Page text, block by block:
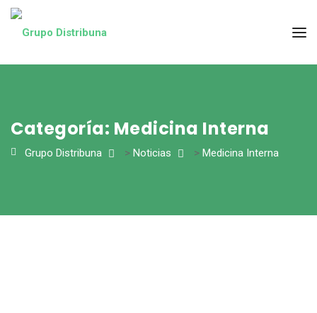
Categoría: Medicina Interna
Grupo Distribuna > Noticias > Medicina Interna